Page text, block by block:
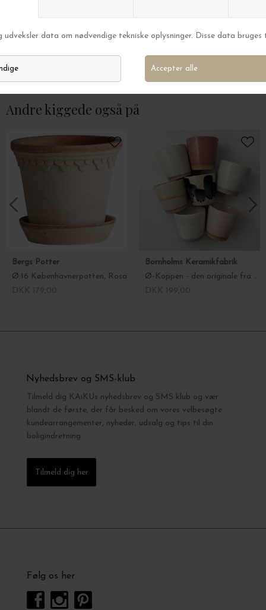
HK living
4 stk.70'er Kaffekrus, Artistic
DKK 265,00
HK living
4 Glas Nienke
Andre kiggede også på
Bergs Potter
Ø:16 Københavnerpotten, Rosa
Bornholms Keramikfabrik
Ø-Koppen - den originale fra Bornholm
Nyhedsbrev og SMS-klub
Tilmeld dig KAiKUs nyhedsbrev og SMS klub og vær
blandt de første, der får besked om vores velbesøgte
kundearrangementer, nyheder, udsalg og tips til din
boligindretning.
Tilmeld dig her
Følg os her